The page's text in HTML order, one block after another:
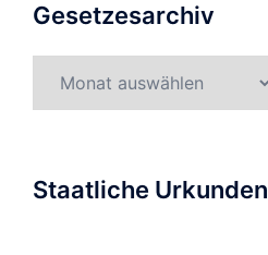
Gesetzesarchiv
Staatliche Urkunden